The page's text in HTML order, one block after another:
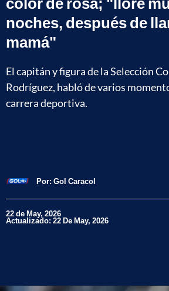
noches, después de
mamá"
El capitán y figura de la Selección
Rodríguez, habló de varios
carrera deportiva.
Por: Gol Caracol
22 de May, 2026
Actualizado: 22 De May, 2026